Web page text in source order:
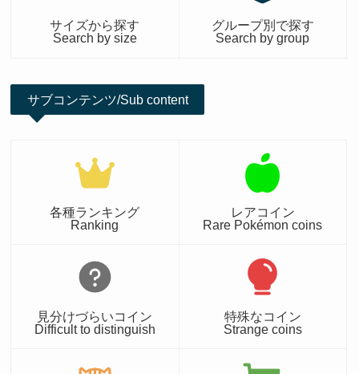
サイズから探す
Search by size
グループ別で探す
Search by group
サブコンテンツ/Sub content
各種ランキング
Ranking
レアコイン
Rare Pokémon coins
見分けづらいコイン
Difficult to distinguish
特殊なコイン
Strange coins